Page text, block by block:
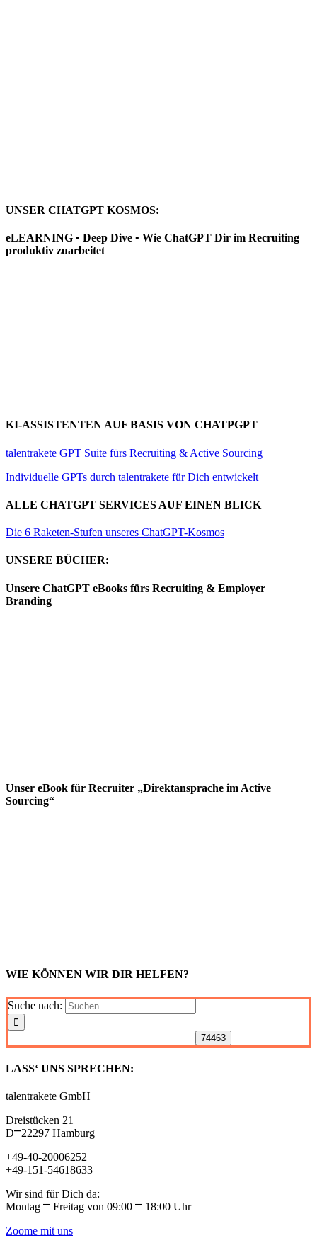
UNSER CHATGPT KOSMOS:
eLEARNING • Deep Dive • Wie ChatGPT Dir im Recruiting
produktiv zuarbeitet
KI-ASSISTENTEN AUF BASIS VON CHATPGPT
talentrakete GPT Suite fürs Recruiting & Active Sourcing
Individuelle GPTs durch talentrakete für Dich entwickelt
ALLE CHATGPT SERVICES AUF EINEN BLICK
Die 6 Raketen-Stufen unseres ChatGPT-Kosmos
UNSERE BÜCHER:
Unsere ChatGPT eBooks fürs Recruiting & Employer
Branding
Unser eBook für Recruiter „Direktansprache im Active
Sourcing“
WIE KÖNNEN WIR DIR HELFEN?
Suche nach:
LASS‘ UNS SPRECHEN:
talentrakete GmbH
Dreistücken 21
D⎻22297 Hamburg
+49-40-20006252
+49-151-54618633
Wir sind für Dich da:
Montag ⎻ Freitag von 09:00 ⎻ 18:00 Uhr
Zoome mit uns